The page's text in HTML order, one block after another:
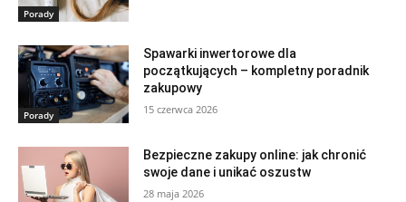
Porady
Porady
Spawarki inwertorowe dla
początkujących – kompletny poradnik
zakupowy
15 czerwca 2026
Bezpieczne zakupy online: jak chronić
swoje dane i unikać oszustw
28 maja 2026